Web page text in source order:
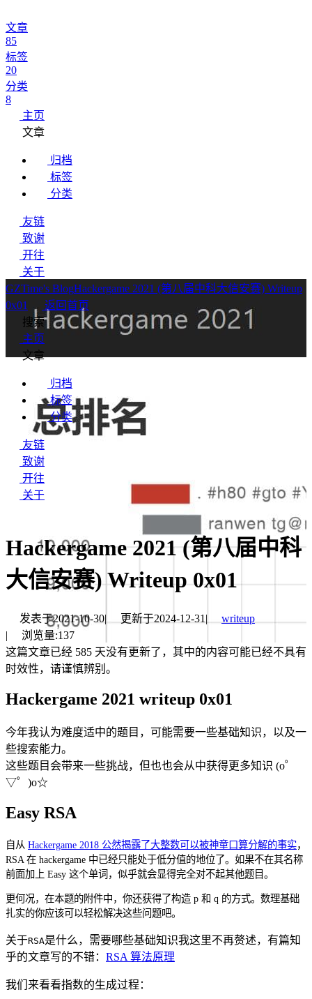
文章
85
标签
20
分类
8
主页
文章
归档
标签
分类
友链
致谢
开往
关于
GZTime's BlogHackergame 2021 (第八届中科大信安赛) Writeup
0x01
返回首页
搜索
主页
文章
归档
标签
分类
友链
致谢
开往
关于
Hackergame 2021 (第八届中科
大信安赛) Writeup 0x01
发表于2021-10-30| 更新于2024-12-31 |
writeup
|
浏览量:137
这篇文章已经 585 天没有更新了，其中的内容可能已经不具有
时效性，请谨慎辨别。
Hackergame 2021 writeup 0x01
今年我认为难度适中的题目，可能需要一些基础知识，以及一
些搜索能力。
这些题目会带来一些挑战，但也也会从中获得更多知识 (o゜
▽゜)o☆
Easy RSA
自从 Hackergame 2018 公然揭露了大整数可以被神童口算分解的事实，
RSA 在 hackergame 中已经只能处于低分值的地位了。如果不在其名称
前面加上 Easy 这个单词，似乎就会显得完全对不起其他题目。
更何况，在本题的附件中，你还获得了构造 p 和 q 的方式。数理基础
扎实的你应该可以轻松解决这些问题吧。
关于RSA是什么，需要哪些基础知识我这里不再赘述，有篇知
乎的文章写的不错： RSA 算法原理
我们来看看指数的生成过程：